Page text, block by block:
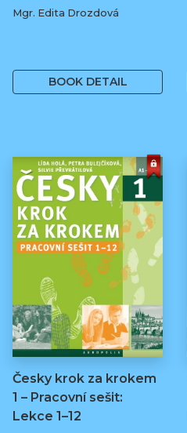
Mgr. Edita Drozdová
BOOK DETAIL
Česky krok za krokem
1 – Pracovní sešit:
Lekce 1–12